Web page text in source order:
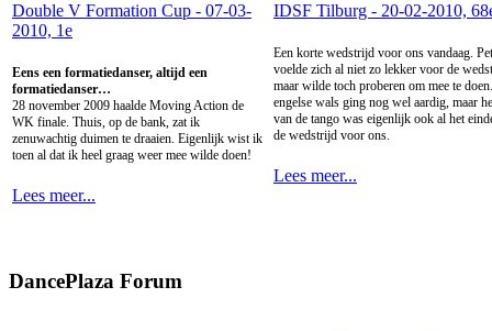
Double V Formation Cup - 07-03-
2010, 1e
Eens een formatiedanser, altijd een
formatiedanser…
28 november 2009 haalde Moving Action de
WK finale. Thuis, op de bank, zat ik
zenuwachtig duimen te draaien. Eigenlijk wist ik
toen al dat ik heel graag weer mee wilde doen!
Lees meer...
IDSF Tilburg - 20-02-2010,
Een korte wedstrijd voor ons vandaag.
voelde zich al niet zo lekker voor de
maar wilde toch proberen om mee te
engelse wals ging nog wel aardig, maar
van de tango was eigenlijk ook al het
de wedstrijd voor ons.
Lees meer...
DancePlaza Forum